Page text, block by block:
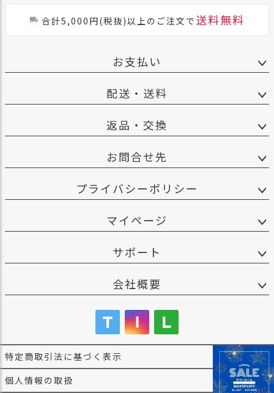
合計5,000円(税抜)以上のご注文で 送料無料
お支払い
配送・送料
返品・交換
お問合せ先
プライバシーポリシー
マイページ
サポート
会社概要
特定商取引法に基づく表示
個人情報の取扱